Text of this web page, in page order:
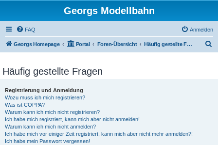
Georgs Modellbahn
FAQ Anmelden
Georgs Homepage Portal Foren-Übersicht Häufig gestellte Fragen
Häufig gestellte Fragen
Registrierung und Anmeldung
Wozu muss ich mich registrieren?
Was ist COPPA?
Warum kann ich mich nicht registrieren?
Ich habe mich registriert, kann mich aber nicht anmelden!
Warum kann ich mich nicht anmelden?
Ich habe mich vor einiger Zeit registriert, kann mich aber nicht mehr anmelden?!
Ich habe mein Passwort vergessen!